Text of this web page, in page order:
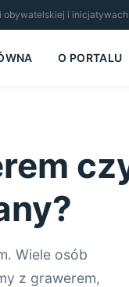
i
O PORTALU
Wiele osób
z grawerem,